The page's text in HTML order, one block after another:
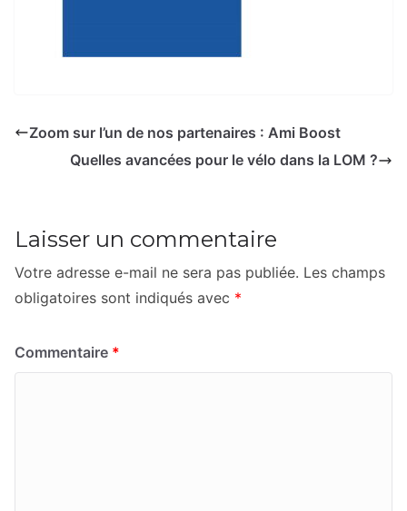
Zoom sur l’un de nos partenaires : Ami Boost
Quelles avancées pour le vélo dans la LOM ?
Laisser un commentaire
Votre adresse e-mail ne sera pas publiée. Les champs
obligatoires sont indiqués avec *
Commentaire *